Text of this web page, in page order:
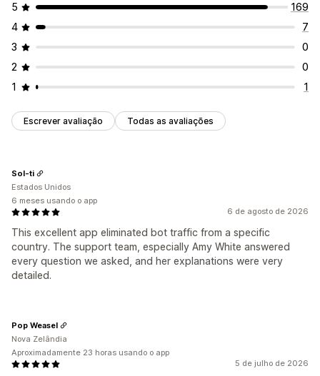
5
169
4
7
3
0
2
0
1
1
Escrever avaliação Todas as avaliações
6 de agosto de 2026
This excellent app eliminated bot traffic from a specific
country. The support team, especially Amy White answered
every question we asked, and her explanations were very
detailed.
Sol-ti
Estados Unidos
6 meses usando o app
5 de julho de 2026
Pop Weasel
Nova Zelândia
Aproximadamente 23 horas usando o app